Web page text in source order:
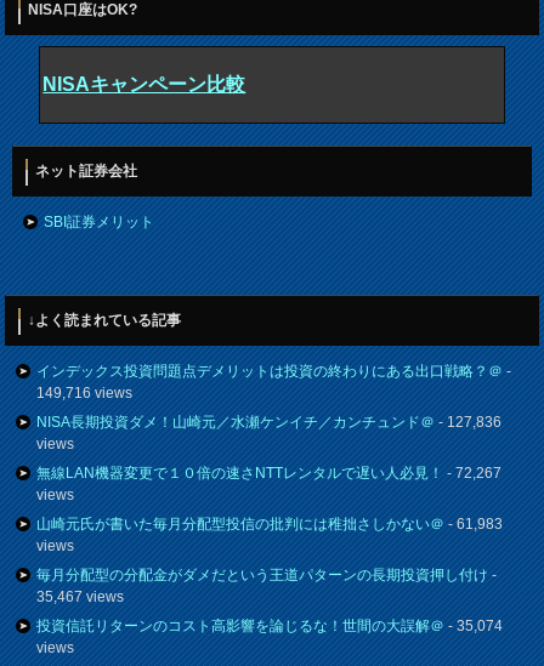
NISA口座はOK?
NISAキャンペーン比較
ネット証券会社
SBI証券メリット
↓よく読まれている記事
インデックス投資問題点デメリットは投資の終わりにある出口戦略？＠-
149,716 views
NISA長期投資ダメ！山崎元／水瀬ケンイチ／カンチュンド＠- 127,836
views
無線LAN機器変更で１０倍の速さNTTレンタルで遅い人必見！- 72,267
views
山崎元氏が書いた毎月分配型投信の批判には稚拙さしかない＠- 61,983
views
毎月分配型の分配金がダメだという王道パターンの長期投資押し付け-
35,467 views
投資信託リターンのコスト高影響を論じるな！世間の大誤解＠- 35,074
views